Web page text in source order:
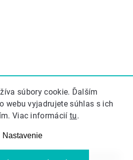
súbory cookie. Ďalším
webu vyjadrujete súhlas s ich
Viac informácií tu.
Nastavenie